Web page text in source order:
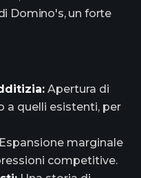
Domino's, un forte
Apertura di
a quelli esistenti, per
Espansione marginale
competitive.